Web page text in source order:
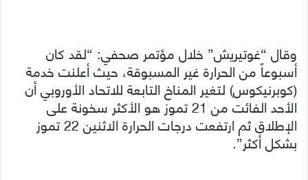
وقال “غوتيريش” خلال مؤتمر صحفي: “لقد كان
أسبوعاً من الحرارة غير المسبوقة، حيث أعلنت خدمة
(كوبرنيكوس) لتغير المناخ التابعة للاتحاد الأوروبي أن
الأحد الفائت من 21 تموز هو الأكثر سخونة على
الإطلاق ثم ارتفعت درجات الحرارة الاثنين 22 تموز
بشكل أكثر”.